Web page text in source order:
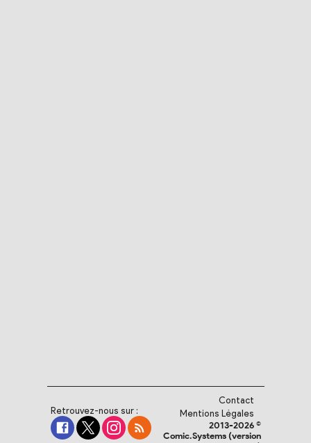
Retrouvez-nous sur :
Contact
Mentions Légales
2013-2026 ©
Comic.Systems (version